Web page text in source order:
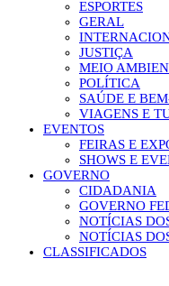
ESPORTES
GERAL
JUSTIÇA
MEIO
POLÍTICA
SAÚDE E
VIAGENS E
EVENTOS
FEIRAS E
SHOWS E
GOVERNO
CIDADANIA
GOVERNO
NOTÍCIAS
NOTÍCIAS
CLASSIFICADOS